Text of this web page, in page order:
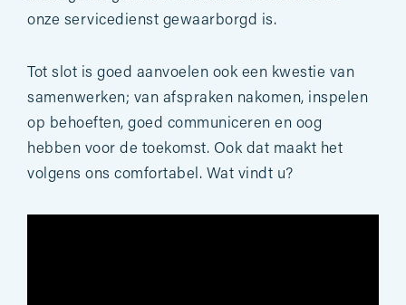
onze servicedienst gewaarborgd is.
Tot slot is goed aanvoelen ook een kwestie van
samenwerken; van afspraken nakomen, inspelen
op behoeften, goed communiceren en oog
hebben voor de toekomst. Ook dat maakt het
volgens ons comfortabel. Wat vindt u?